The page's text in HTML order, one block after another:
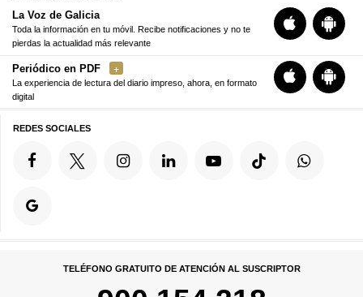
La Voz de Galicia
Toda la información en tu móvil. Recibe notificaciones y no te
pierdas la actualidad más relevante
Periódico en PDF
La experiencia de lectura del diario impreso, ahora, en formato
digital
REDES SOCIALES
TELÉFONO GRATUITO DE ATENCIÓN AL SUSCRIPTOR